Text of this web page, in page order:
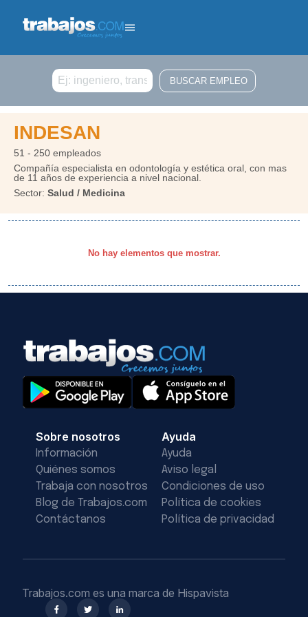
Buscar
INDESAN
51 - 250 empleados
Compañía especialista en odontología y estética oral, con mas
de 11 años de experiencia a nivel nacional.
Sector: Salud / Medicina
No hay elementos que mostrar.
Sobre nosotros
Información
Quiénes somos
Trabaja con nosotros
Blog de Trabajos.com
Contáctanos
Ayuda
Ayuda
Aviso legal
Condiciones de uso
Política de cookies
Política de privacidad
Trabajos.com es una marca de Hispavista